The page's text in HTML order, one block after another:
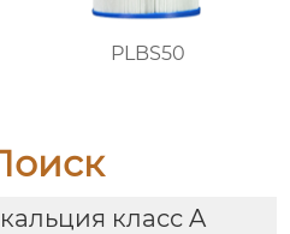
PLBS50
класс A